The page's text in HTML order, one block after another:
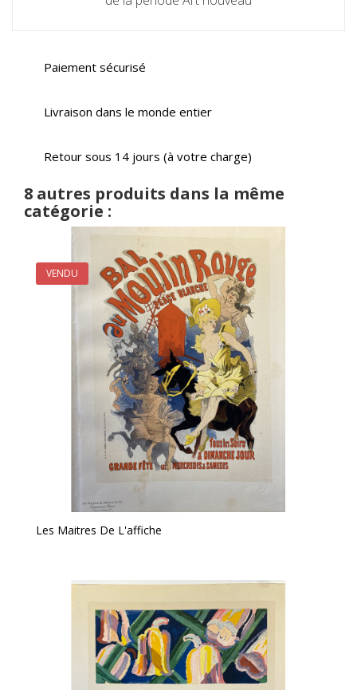
Paiement sécurisé
Livraison dans le monde entier
Retour sous 14 jours (à votre charge)
8 autres produits dans la même
catégorie :
Les Maitres De L'affiche
VENDU